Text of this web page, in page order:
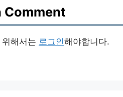
Comment
해서는 로그인해야합니다.